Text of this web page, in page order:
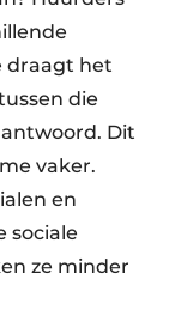
draagt het
die
Dit
vaker.
en
sociale
ze minder